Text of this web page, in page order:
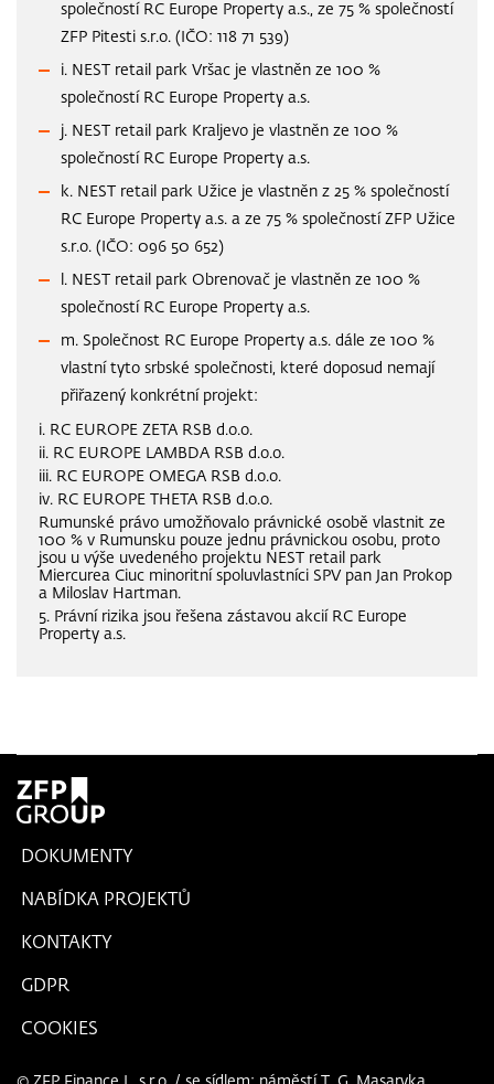
společností RC Europe Property a.s., ze 75 % společností
ZFP Pitesti s.r.o. (IČO: 118 71 539)
i. NEST retail park Vršac je vlastněn ze 100 %
společností RC Europe Property a.s.
j. NEST retail park Kraljevo je vlastněn ze 100 %
společností RC Europe Property a.s.
k. NEST retail park Užice je vlastněn z 25 % společností
RC Europe Property a.s. a ze 75 % společností ZFP Užice
s.r.o. (IČO: 096 50 652)
l. NEST retail park Obrenovač je vlastněn ze 100 %
společností RC Europe Property a.s.
m. Společnost RC Europe Property a.s. dále ze 100 %
vlastní tyto srbské společnosti, které doposud nemají
přiřazený konkrétní projekt:
i. RC EUROPE ZETA RSB d.o.o.
ii. RC EUROPE LAMBDA RSB d.o.o.
iii. RC EUROPE OMEGA RSB d.o.o.
iv. RC EUROPE THETA RSB d.o.o.
Rumunské právo umožňovalo právnické osobě vlastnit ze
100 % v Rumunsku pouze jednu právnickou osobu, proto
jsou u výše uvedeného projektu NEST retail park
Miercurea Ciuc minoritní spoluvlastníci SPV pan Jan Prokop
a Miloslav Hartman.
5. Právní rizika jsou řešena zástavou akcií RC Europe
Property a.s.
DOKUMENTY
NABÍDKA PROJEKTŮ
KONTAKTY
GDPR
COOKIES